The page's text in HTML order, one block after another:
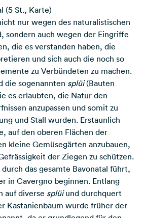
(5 St., Karte)
nur wegen des naturalistischen
sondern auch wegen der Eingriffe
die es verstanden haben, die
und sich auch die noch so
zu Verbündeten zu machen.
die sogenannten splüi(Bauten
es erlaubten, die Natur den
anzupassen und somit zu
und Stall wurden. Erstaunlich
auf den oberen Flächen der
kleine Gemüsegärten anzubauen,
der Ziegen zu schützen.
das gesamte Bavonatal führt,
in Cavergno beginnen. Entlang
auf diverse splüiund durchquert
Kastanienbaum wurde früher der